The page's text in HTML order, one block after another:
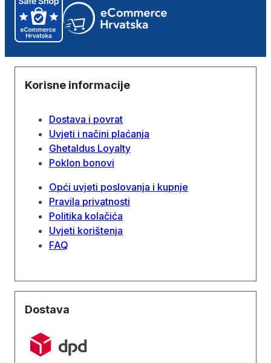
Korisne informacije
Dostava i povrat
Uvjeti i načini plaćanja
Ghetaldus Loyalty
Poklon bonovi
Opći uvjeti poslovanja i kupnje
Pravila privatnosti
Politika kolačića
Uvjeti korištenja
FAQ
Dostava